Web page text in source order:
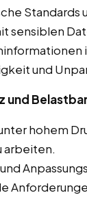
Standards
sensiblen
und
und
hohem
arbeiten.